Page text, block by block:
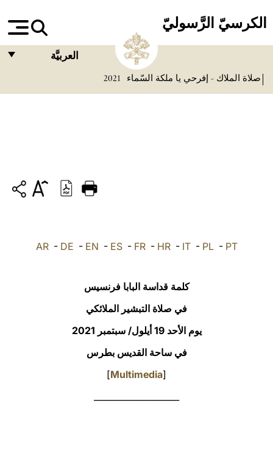
الكرسيّ الرَّسوليّ
العربيَّة
DEUTSCH
العربيّة
صلاة الملاك - إفرحي يا ملكة السّماء 2021
AR- DE - EN - ES- FR- HR- IT- PL- PT
كلمة قداسة البابا فرنسيس
في صلاة التبشير الملائكي
يوم الأحد 19 أيلول/ سبتمبر 2021
في ساحة القديس بطرس
[
Multimedia
]